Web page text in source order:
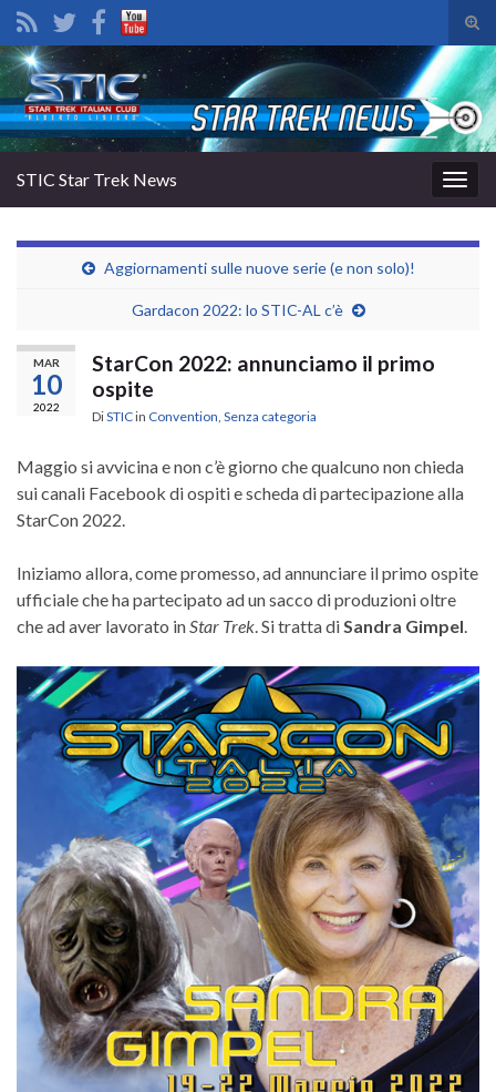
il
di
Search for:
la
STIC Star Trek News
Aggiornamenti sulle nuove serie (e non solo)!
Gardacon 2022: lo STIC-AL c’è
MAR
10
2022
StarCon 2022: annunciamo il primo
ospite
DiSTICin Convention Senza categoria
Maggio si avvicina e non c’è giorno che qualcuno non chieda
sui canali Facebook di ospiti e scheda di partecipazione alla
StarCon 2022.
Iniziamo allora, come promesso, ad annunciare il primo ospite
ufficiale che ha partecipato ad un sacco di produzioni oltre
che ad aver lavorato in Star Trek . Si tratta di Sandra Gimpel